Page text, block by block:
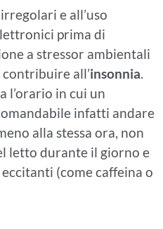
e all’uso
prima di
a stressor ambientali
all’insonnia.
l’orario in cui un
infatti andare
alla stessa ora, non
letto durante il giorno e
(come caffeina o